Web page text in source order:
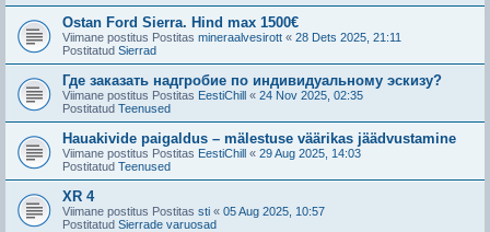
Ostan Ford Sierra. Hind max 1500€
Viimane postitus Postitas mineraalvesirott « 28 Dets 2025, 21:11
Postitatud Sierrad
Где заказать надгробие по индивидуальному эскизу?
Viimane postitus Postitas EestiChill « 24 Nov 2025, 02:35
Postitatud Teenused
Hauakivide paigaldus – mälestuse väärikas jäädvustamine
Viimane postitus Postitas EestiChill « 29 Aug 2025, 14:03
Postitatud Teenused
XR 4
Viimane postitus Postitas sti « 05 Aug 2025, 10:57
Postitatud Sierrade varuosad